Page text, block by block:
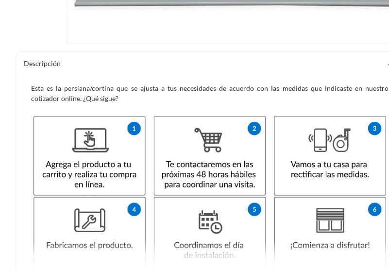
Descripción
Esta es la persiana/cortina que se ajusta a tus necesidades de acuerdo con las medidas que indicaste en nuestro
cotizador online. ¿Qué sigue?